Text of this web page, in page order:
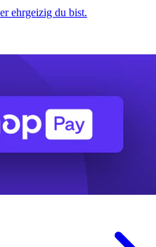
ehrgeizig du bist.